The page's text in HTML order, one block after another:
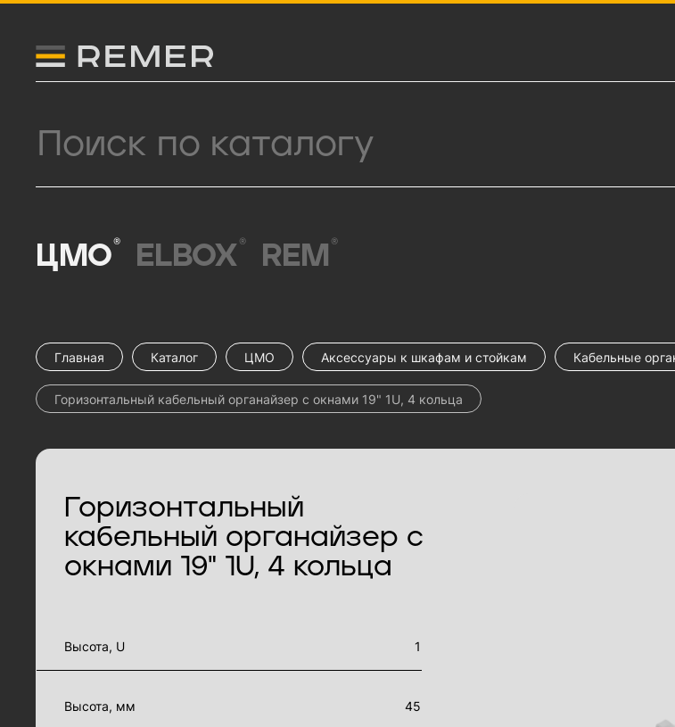
Логитип компании Remer
ЦМО® ELBOX® REM ®
Главная Каталог ЦМО Аксессуары к шкафам и стойкам Кабельные
Горизонтальный кабельный органайзер с окнами 19" 1U, 4 кольца
Горизонтальный
кабельный органайзер с
окнами 19" 1U, 4 кольца
Высота, U
1
Высота, мм 45